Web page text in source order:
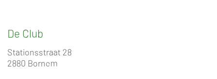
De Club
Stationsstraat 28
2880 Bornem